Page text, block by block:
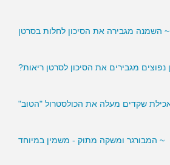
~ השמנה מגבירה את הסיכון לחלות בסרטן
נפוצים מגבירים את הסיכון לסרטן ריאות?
אכילת שקדים מעלה את הכולסטרול "הטוב"